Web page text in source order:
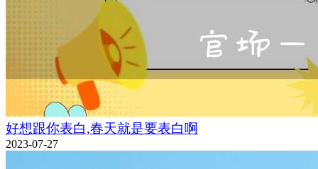
好想跟你表白,春天就是要表白啊
2023-07-27